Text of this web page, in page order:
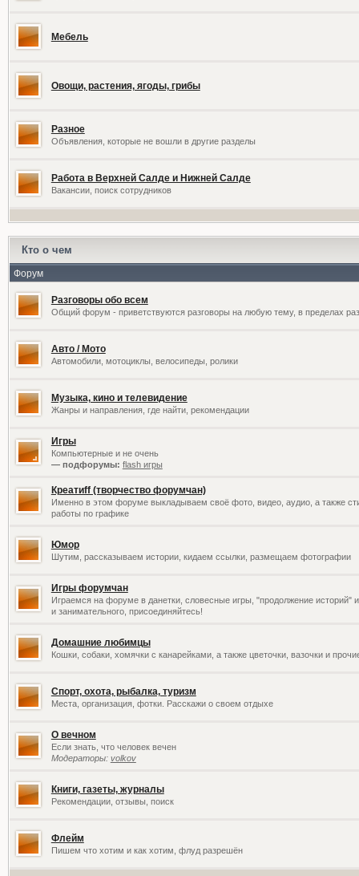
Мебель
Овощи, растения, ягоды, грибы
Разное
Объявления, которые не вошли в другие разделы
Работа в Верхней Салде и Нижней Салде
Вакансии, поиск сотрудников
Кто о чем
Форум
Разговоры обо всем
Общий форум - приветствуются разговоры на любую тему, в пределах
Авто / Мото
Автомобили, мотоциклы, велосипеды, ролики
Музыка, кино и телевидение
Жанры и направления, где найти, рекомендации
Игры
Компьютерные и не очень
— подфорумы: flash игры
Креатиff (творчество форумчан)
Именно в этом форуме выкладываем своё фото, видео, аудио, а также
работы по графике
Юмор
Шутим, рассказываем истории, кидаем ссылки, размещаем фотографии
Игры форумчан
Играемся на форуме в данетки, словесные игры, "продолжение историй"
и занимательного, присоединяйтесь!
Домашние любимцы
Кошки, собаки, хомячки с канарейками, а также цветочки, вазочки и
Спорт, охота, рыбалка, туризм
Места, организация, фотки. Расскажи о своем отдыхе
О вечном
Если знать, что человек вечен
Модераторы: volkov
Книги, газеты, журналы
Рекомендации, отзывы, поиск
Флейм
Пишем что хотим и как хотим, флуд разрешён